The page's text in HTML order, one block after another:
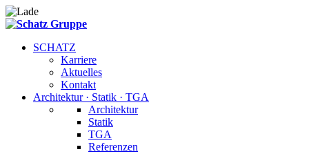
SCHATZ
Karriere
Aktuelles
Kontakt
Architektur · Statik · TGA
Architektur
Statik
TGA
Referenzen